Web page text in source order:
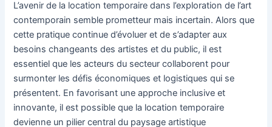
L’avenir de la location temporaire dans l’exploration de l’art
contemporain semble prometteur mais incertain. Alors que
cette pratique continue d’évoluer et de s’adapter aux
besoins changeants des artistes et du public, il est
essentiel que les acteurs du secteur collaborent pour
surmonter les défis économiques et logistiques qui se
présentent. En favorisant une approche inclusive et
innovante, il est possible que la location temporaire
devienne un pilier central du paysage artistique